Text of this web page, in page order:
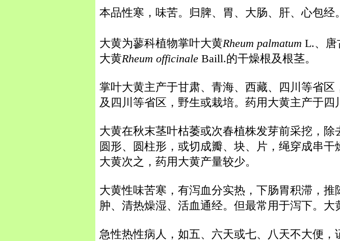
本品性寒，味苦。归脾、胃、大肠、肝、心包经。
大黄为蓼科植物掌叶大黄Rheum palmatum L.、唐
大黄Rheum officinale Baill.的干燥根及根茎。
掌叶大黄主产于甘肃、青海、西藏、四川等省
及四川等省区，野生或栽培。药用大黄主产于四
大黄在秋末茎叶枯萎或次春植株发芽前采挖，
圆形、圆柱形，或切成瓣、块、片，绳穿成串
大黄次之，药用大黄产量较少。
大黄性味苦寒，有泻血分实热，下肠胃积滞，
肿、清热燥湿、活血通经。但最常用于泻下。大
急性热性病人，如五、六天或七、八天不大便